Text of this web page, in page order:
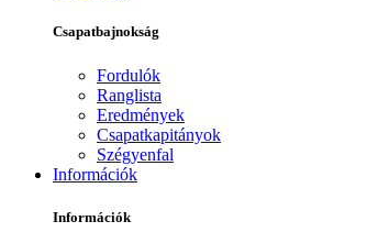
Csapatbajnokság
Fordulók
Ranglista
Eredmények
Csapatkapitányok
Szégyenfal
Információk
Információk